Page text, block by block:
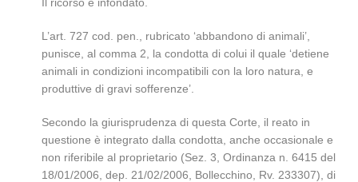
L’art. 727 cod. pen., rubricato ‘abbandono di animali’,
punisce, al comma 2, la condotta di colui il quale ‘detiene
animali in condizioni incompatibili con la loro natura, e
produttive di gravi sofferenze’.
Secondo la giurisprudenza di questa Corte, il reato in
questione è integrato dalla condotta, anche occasionale e
non riferibile al proprietario (Sez. 3, Ordinanza n. 6415 del
18/01/2006, dep. 21/02/2006, Bollecchino, Rv. 233307), di